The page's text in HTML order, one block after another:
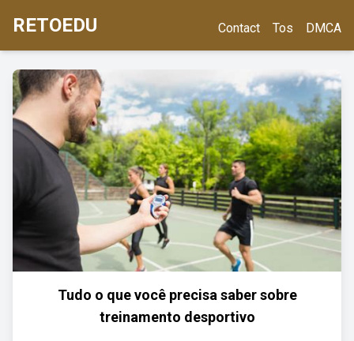
RETOEDU Contact Tos DMCA
Tudo o que você precisa saber sobre
treinamento desportivo